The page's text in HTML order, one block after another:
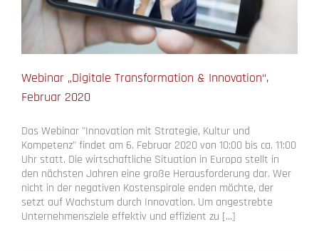
Webinar „Digitale Transformation & Innovation“,
Februar 2020
Das Webinar "Innovation mit Strategie, Kultur und
Kompetenz" findet am 6. Februar 2020 von 10:00 bis ca. 11:00
Uhr statt. Die wirtschaftliche Situation in Europa stellt in
den nächsten Jahren eine große Herausforderung dar. Wer
nicht in der negativen Kostenspirale enden möchte, der
setzt auf Wachstum durch Innovation. Um angestrebte
Unternehmensziele effektiv und effizient zu [...]